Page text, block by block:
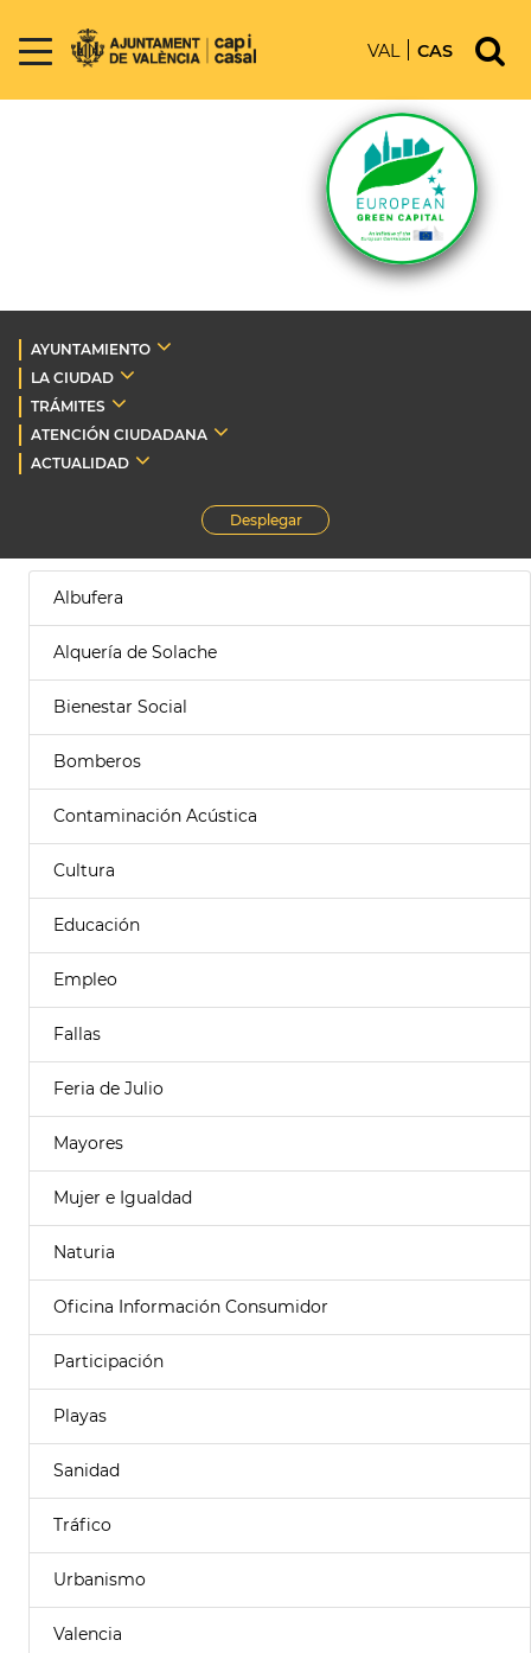
VAL CAS
AYUNTAMIENTO
LA CIUDAD
TRÁMITES
ATENCIÓN CIUDADANA
ACTUALIDAD
Desplegar
Albufera
Alquería de Solache
Bienestar Social
Bomberos
Contaminación Acústica
Cultura
Educación
Empleo
Fallas
Feria de Julio
Mayores
Mujer e Igualdad
Naturia
Oficina Información Consumidor
Participación
Playas
Sanidad
Tráfico
Urbanismo
Valencia